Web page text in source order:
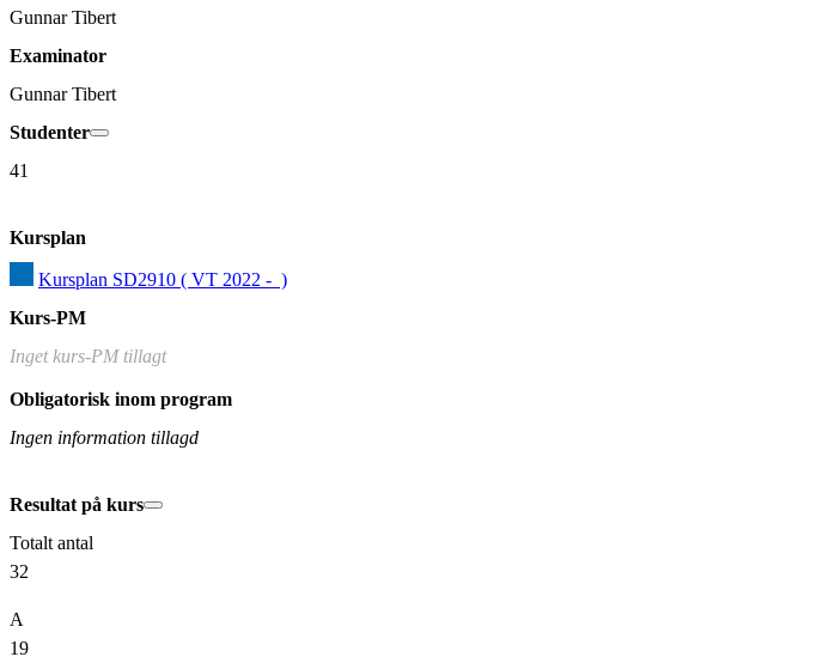
Gunnar Tibert
Examinator
Gunnar Tibert
Studenter
41
Kursplan
Kursplan SD2910 ( VT 2022 -  )
Kurs-PM
Inget kurs-PM tillagt
Obligatorisk inom program
Ingen information tillagd
Resultat på kurs
Totalt antal
32
A
19